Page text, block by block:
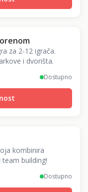
za 2-12 igrača.
i dvorišta.
Dostupno
kombinira
building!
Dostupno